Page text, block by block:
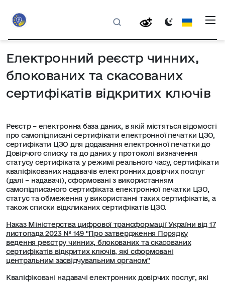
Електронний реєстр чинних,
блокованих та скасованих
сертифікатів відкритих ключів
Реєстр – електронна база даних, в якій містяться відомості
про самопідписані сертифікати електронної печатки ЦЗО,
сертифікати ЦЗО для додавання електронної печатки до
Довірчого списку та до даних у протоколі визначення
статусу сертифіката у режимі реального часу, сертифікати
кваліфікованих надавачів електронних довірчих послуг
(далі – надавачі), сформовані з використанням
самопідписаного сертифіката електронної печатки ЦЗО,
статус та обмеження у використанні таких сертифікатів, а
також списки відкликаних сертифікатів ЦЗО.
Наказ Міністерства цифрової трансформації України від 17
листопада 2023 № 149 "Про затвердження Порядку
ведення реєстру чинних, блокованих та скасованих
сертифікатів відкритих ключів, які сформовані
центральним засвідчувальним органом"
Кваліфіковані надавачі електронних довірчих послуг, які